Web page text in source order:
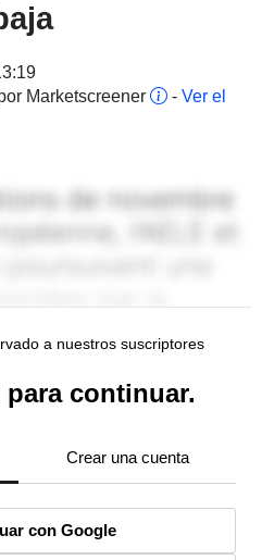
Marketscreener
- Ver el
a nuestros suscriptores
continuar.
Crear una cuenta
con Google